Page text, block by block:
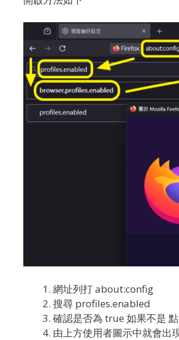
網址列打 about:config
搜尋 profiles.enabled
確認是否為 true 如果不是
由上方使用者圖示中就會出